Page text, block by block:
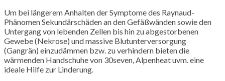
Um bei längerem Anhalten der Symptome des Raynaud-
Phänomen Sekundärschäden an den Gefäßwänden sowie den
Untergang von lebenden Zellen bis hin zu abgestorbenen
Gewebe (Nekrose) und massive Blutunterversorgung
(Gangrän) einzudämmen bzw. zu verhindern bieten die
wärmenden Handschuhe von 30seven, Alpenheat uvm. eine
ideale Hilfe zur Linderung.